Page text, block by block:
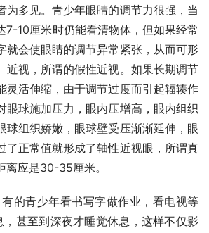
为多见。青少年眼睛的调节力很强，当
7-10厘米时仍能看清物体，但如果经常
就会使眼睛的调节异常紧张，从而可形
近视，所谓的假性近视。如果长期调节
灵活伸缩，由于调节过度而引起辐辏作
眼球施加压力，眼内压增高，眼内组织
球组织娇嫩，眼球壁受压渐渐延伸，眼
了正常值就形成了轴性近视眼，所谓真
离应是30-35厘米。
的青少年看书写字做作业，看电视等
甚至到深夜才睡觉休息，这样不仅影